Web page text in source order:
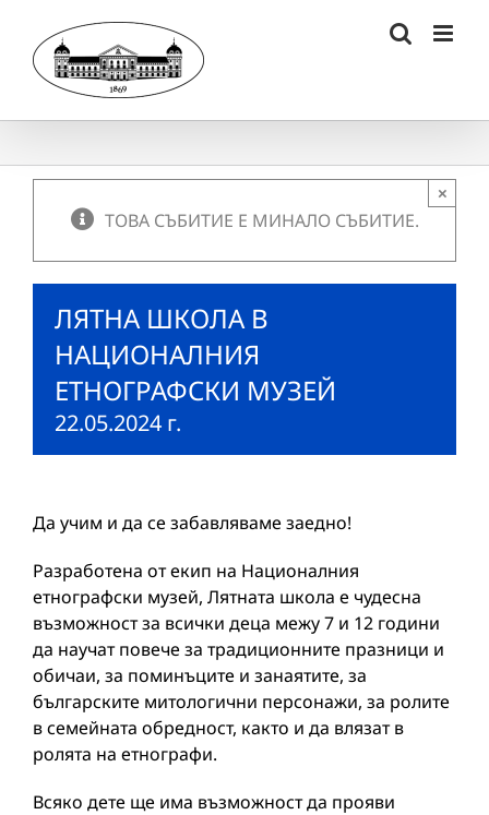
content
ТОВА СЪБИТИЕ Е МИНАЛО СЪБИТИЕ.
×
ЛЯТНА ШКОЛА В
НАЦИОНАЛНИЯ
ЕТНОГРАФСКИ МУЗЕЙ
22.05.2024 г.
Да учим и да се забавляваме заедно!
Разработена от екип на Националния
етнографски музей, Лятната школа е чудесна
възможност за всички деца межу 7 и 12 години
да научат повече за традиционните празници и
обичаи, за поминъците и занаятите, за
българските митологични персонажи, за ролите
в семейната обредност, както и да влязат в
ролята на етнографи.
Всяко дете ще има възможност да прояви